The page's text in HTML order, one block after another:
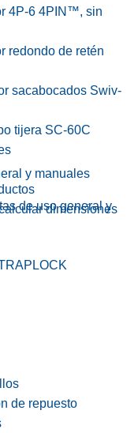
4P-6 4PIN™, sin
redondo de retén
sacabocados Swiv-
tijera SC-60C
dimensiones
y manuales
de uso general y
de repuesto